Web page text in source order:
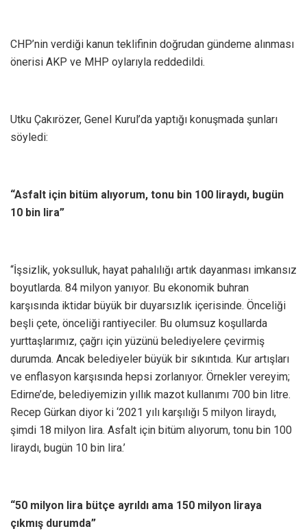
CHP’nin verdiği kanun teklifinin doğrudan gündeme alınması
önerisi AKP ve MHP oylarıyla reddedildi.
Utku Çakırözer, Genel Kurul’da yaptığı konuşmada şunları
söyledi:
“Asfalt için bitüm alıyorum, tonu bin 100 liraydı, bugün
10 bin lira”
“İşsizlik, yoksulluk, hayat pahalılığı artık dayanması imkansız
boyutlarda. 84 milyon yanıyor. Bu ekonomik buhran
karşısında iktidar büyük bir duyarsızlık içerisinde. Önceliği
beşli çete, önceliği rantiyeciler. Bu olumsuz koşullarda
yurttaşlarımız, çağrı için yüzünü belediyelere çevirmiş
durumda. Ancak belediyeler büyük bir sıkıntıda. Kur artışları
ve enflasyon karşısında hepsi zorlanıyor. Örnekler vereyim;
Edirne’de, belediyemizin yıllık mazot kullanımı 700 bin litre.
Recep Gürkan diyor ki ‘2021 yılı karşılığı 5 milyon liraydı,
şimdi 18 milyon lira. Asfalt için bitüm alıyorum, tonu bin 100
liraydı, bugün 10 bin lira.’
“50 milyon lira bütçe ayrıldı ama 150 milyon liraya
çıkmış durumda”